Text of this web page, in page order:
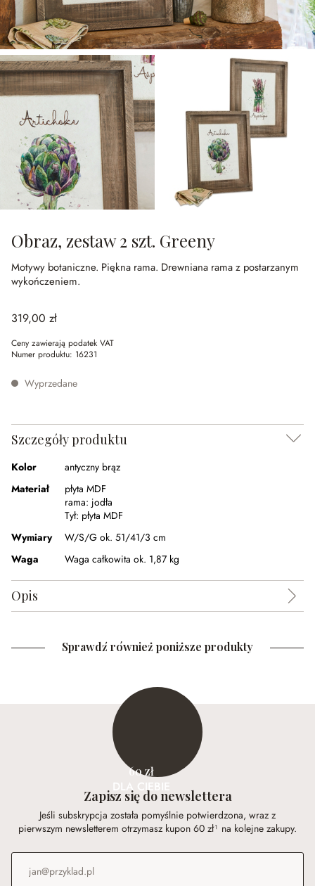
Obraz, zestaw 2 szt. Greeny
Motywy botaniczne. Piękna rama. Drewniana rama z postarzanym
wykończeniem.
319,00 zł
Ceny zawierają podatek VAT
Numer produktu: 16231
Wyprzedane
Szczegóły produktu
Kolor
antyczny brąz
Materiał
płyta MDF
rama: jodła
Tył: płyta MDF
Wymiary
W/S/G ok. 51/41/3 cm
Waga
Waga całkowita ok. 1,87 kg
Opis
Sprawdź również poniższe produkty
60 zł
DLA CIEBIE
Zapisz się do newslettera
Jeśli subskrypcja została pomyślnie potwierdzona, wraz z
pierwszym newsletterem otrzymasz kupon 60 zł¹ na kolejne zakupy.
Adres e-mail